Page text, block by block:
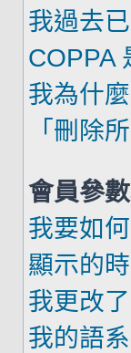
我過去
COPPA
我為什
「刪除
會員參
我要如
顯示的
我更改
我的語